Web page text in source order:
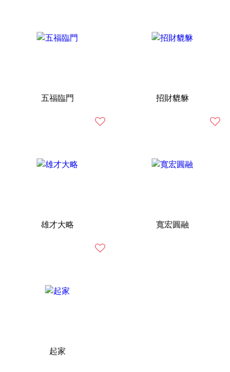
五福臨門 招財貔貅
雄才大略 寬宏圓融
起家